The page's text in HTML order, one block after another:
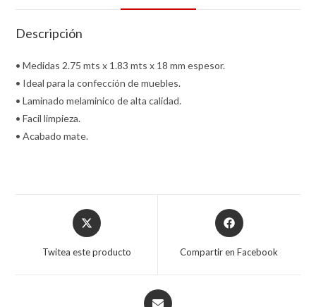
Descripción
• Medidas 2.75 mts x 1.83 mts x 18 mm espesor.
• Ideal para la confección de muebles.
• Laminado melaminico de alta calidad.
• Facil limpieza.
• Acabado mate.
Opens
in
Twitea este producto
Opens
in
a
Compartir en Facebook
Opens